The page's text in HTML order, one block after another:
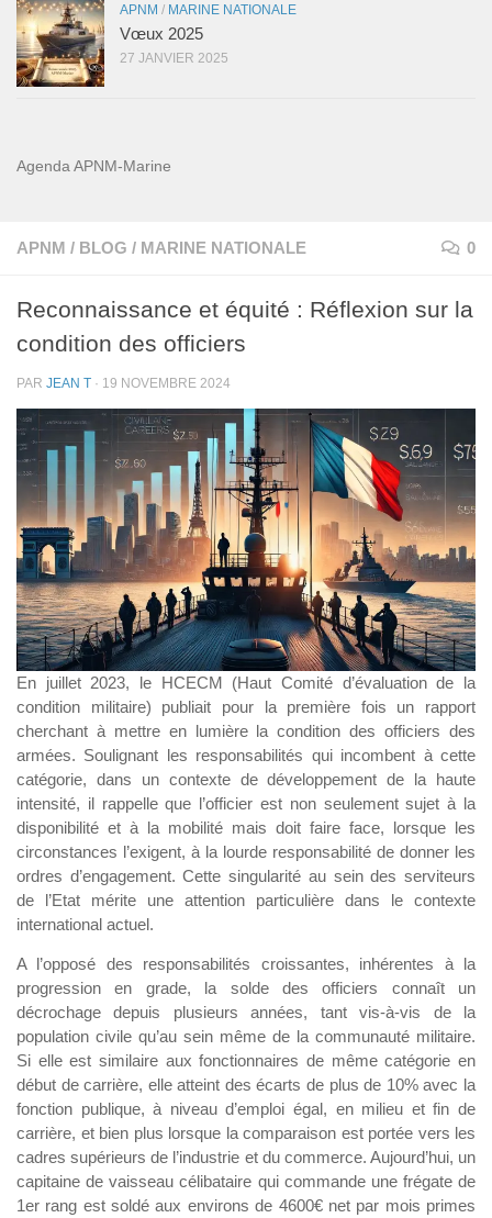
APNM / BLOG / MARINE NATIONALE 0
Reconnaissance et équité : Réflexion sur la
condition des officiers
PAR JEAN T · 19 NOVEMBRE 2024
En juillet 2023, le HCECM (Haut Comité d’évaluation de la
condition militaire) publiait pour la première fois un rapport
cherchant à mettre en lumière la condition des officiers des
armées. Soulignant les responsabilités qui incombent à cette
catégorie, dans un contexte de développement de la haute
intensité, il rappelle que l’officier est non seulement sujet à la
disponibilité et à la mobilité mais doit faire face, lorsque les
circonstances l’exigent, à la lourde responsabilité de donner les
ordres d’engagement. Cette singularité au sein des serviteurs
de l’Etat mérite une attention particulière dans le contexte
international actuel.
A l’opposé des responsabilités croissantes, inhérentes à la
progression en grade, la solde des officiers connaît un
décrochage depuis plusieurs années, tant vis-à-vis de la
population civile qu’au sein même de la communauté militaire.
Si elle est similaire aux fonctionnaires de même catégorie en
début de carrière, elle atteint des écarts de plus de 10% avec la
fonction publique, à niveau d’emploi égal, en milieu et fin de
carrière, et bien plus lorsque la comparaison est portée vers les
cadres supérieurs de l’industrie et du commerce. Aujourd’hui, un
capitaine de vaisseau célibataire qui commande une frégate de
1er rang est soldé aux environs de 4600€ net par mois primes
APNM / MARINE NATIONALE
Vœux 2025
27 JANVIER 2025
Agenda APNM-Marine